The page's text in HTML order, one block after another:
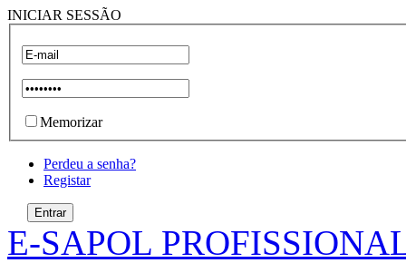
INICIAR SESSÃO
Memorizar
Perdeu a senha?
Registar
E-SAPOL